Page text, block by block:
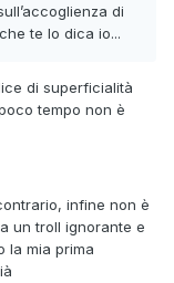
di
te lo dica io...
di superficialità
tempo non è
infine non è
un troll ignorante e
la mia prima